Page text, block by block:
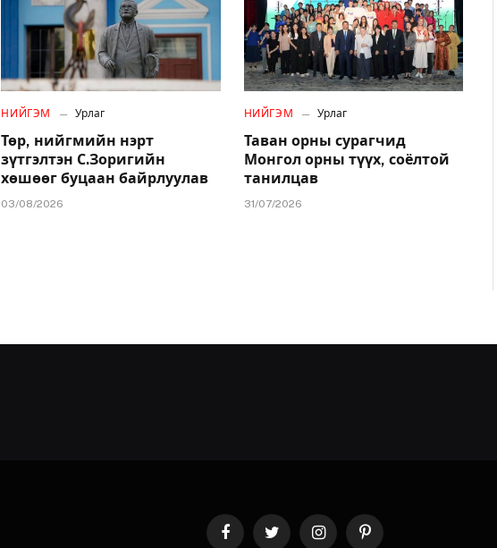
НИЙГЭМ Урлаг
Төр, нийгмийн нэрт
зүтгэлтэн С.Зоригийн
хөшөөг буцаан байрлуулав
03/08/2026
НИЙГЭМ Урлаг
Таван орны сурагчид
Монгол орны түүх, соёлтой
танилцав
31/07/2026
FacebookTwitter InstagramPinterest